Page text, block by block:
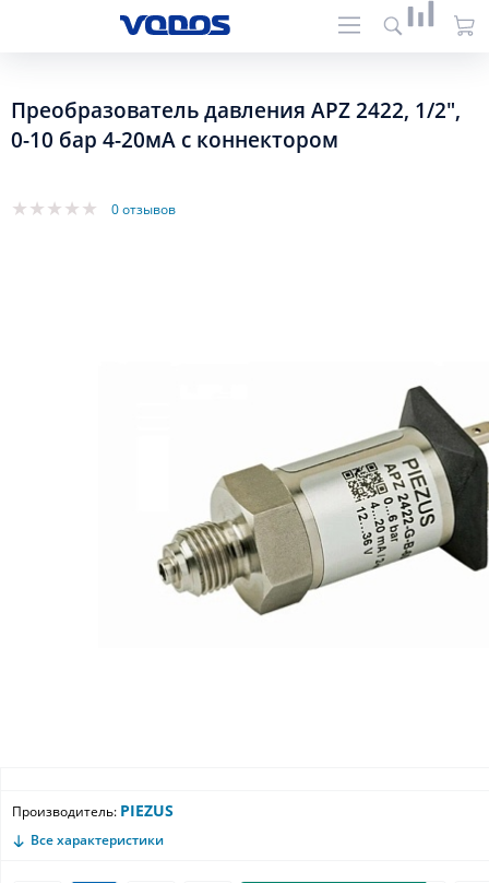
Преобразователь давления APZ 2422, 1/2",
0-10 бар 4-20мА с коннектором
0 отзывов
Производитель: PIEZUS
Все характеристики